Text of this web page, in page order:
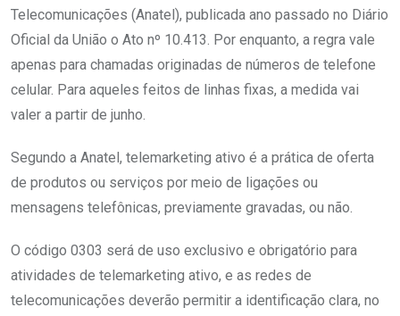
Telecomunicações (Anatel), publicada ano passado no Diário
Oficial da União o Ato nº 10.413. Por enquanto, a regra vale
apenas para chamadas originadas de números de telefone
celular. Para aqueles feitos de linhas fixas, a medida vai
valer a partir de junho.
Segundo a Anatel, telemarketing ativo é a prática de oferta
de produtos ou serviços por meio de ligações ou
mensagens telefônicas, previamente gravadas, ou não.
O código 0303 será de uso exclusivo e obrigatório para
atividades de telemarketing ativo, e as redes de
telecomunicações deverão permitir a identificação clara, no